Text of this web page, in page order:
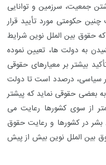
جمعیت، سرزمین و توانایی
چنین حکومتی مورد تأیید قرار
حقوق بین الملل نوین شرایط
به دولت ها، تعیین نموده
بیشتر بر معیارهای حقوقی
سیاسی، درصدد است تا دولت
به بعضی حقوقی نماید که پیشتر
از سوی کشورها رعایت می
بشر در کشورها و رعایت حقوق
بین الملل نوین بیش از پیش